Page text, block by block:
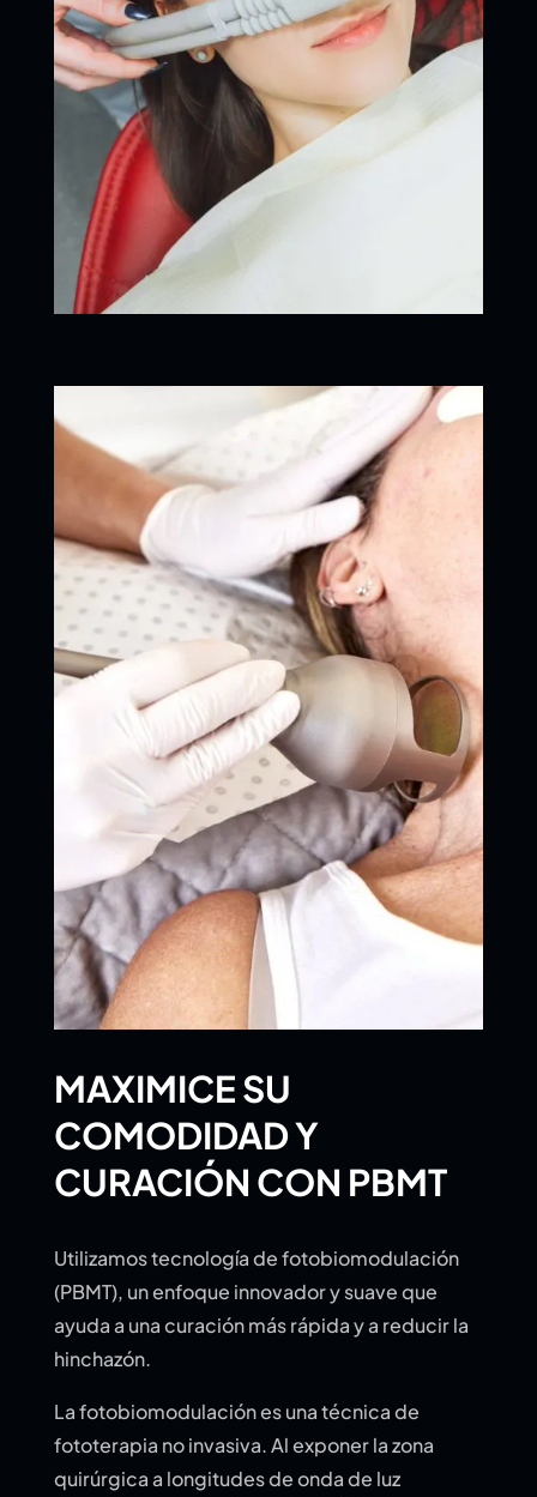
MAXIMICE SU
COMODIDAD Y
CURACIÓN CON PBMT
Utilizamos tecnología de fotobiomodulación
(PBMT), un enfoque innovador y suave que
ayuda a una curación más rápida y a reducir la
hinchazón.
La fotobiomodulación es una técnica de
fototerapia no invasiva. Al exponer la zona
quirúrgica a longitudes de onda de luz